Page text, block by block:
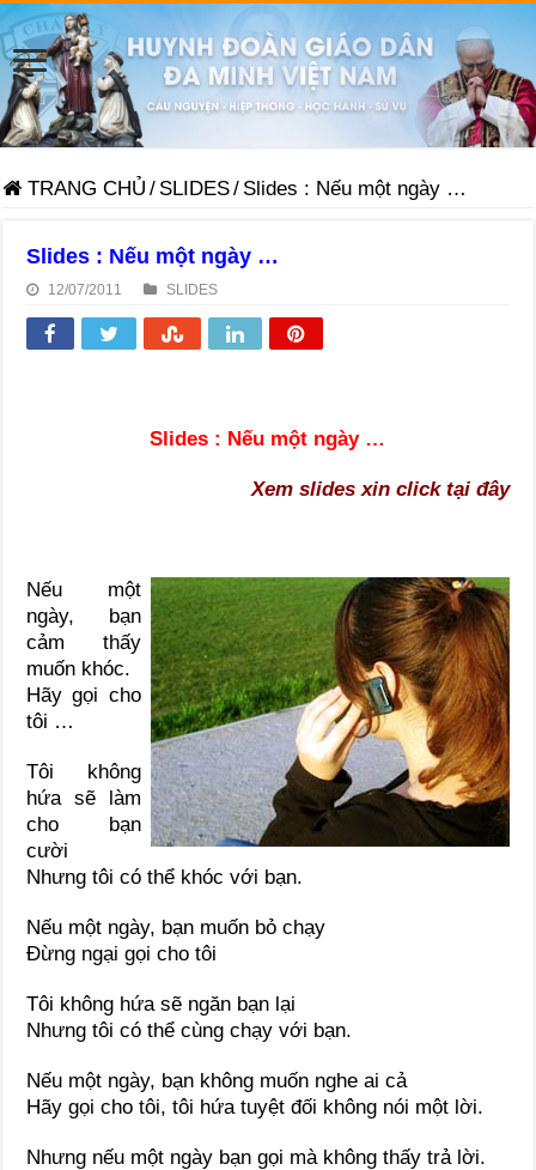
TRANG CHỦ / SLIDES/ Slides : Nếu một ngày …
Slides : Nếu một ngày …
12/07/2011 SLIDES
Slides : Nếu một ngày …
Xem slides xin click tại đây
Nếu một
ngày, bạn
cảm thấy
muốn khóc.
Hãy gọi cho
tôi …
Tôi không
hứa sẽ làm
cho bạn
cười
Nhưng tôi có thể khóc với bạn.
Nếu một ngày, bạn muốn bỏ chạy
Đừng ngại gọi cho tôi
Tôi không hứa sẽ ngăn bạn lại
Nhưng tôi có thể cùng chạy với bạn.
Nếu một ngày, bạn không muốn nghe ai cả
Hãy gọi cho tôi, tôi hứa tuyệt đối không nói một lời.
Nhưng nếu một ngày bạn gọi mà không thấy trả lời.